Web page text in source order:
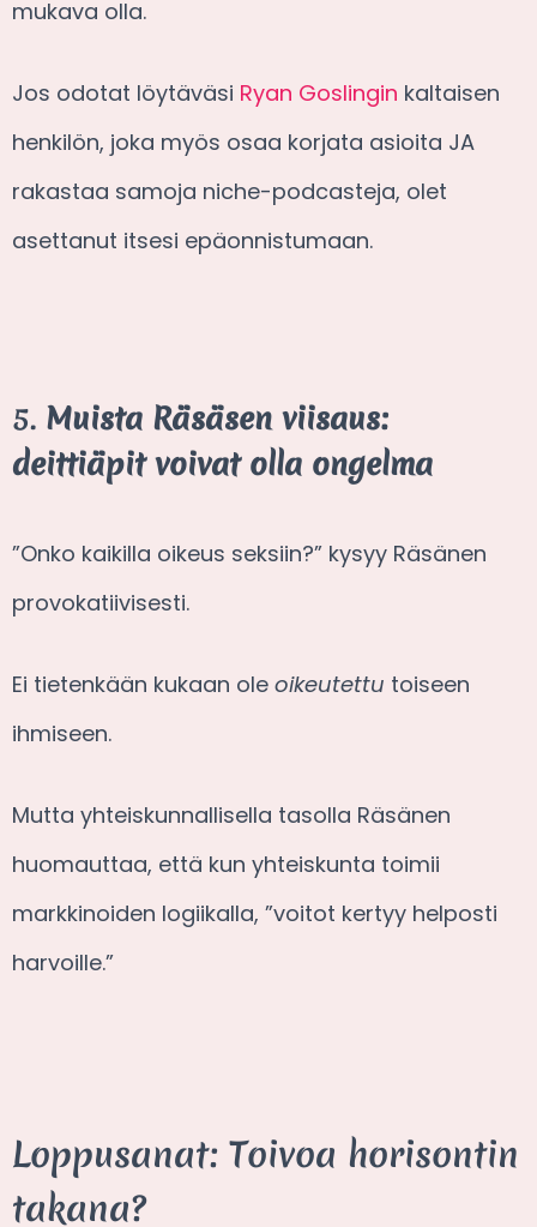
mukava olla.
Jos odotat löytäväsi Ryan Goslingin kaltaisen
henkilön, joka myös osaa korjata asioita JA
rakastaa samoja niche-podcasteja, olet
asettanut itsesi epäonnistumaan.
5. Muista Räsäsen viisaus:
deittiäpit voivat olla ongelma
”Onko kaikilla oikeus seksiin?” kysyy Räsänen
provokatiivisesti.
Ei tietenkään kukaan ole oikeutettu toiseen
ihmiseen.
Mutta yhteiskunnallisella tasolla Räsänen
huomauttaa, että kun yhteiskunta toimii
markkinoiden logiikalla, ”voitot kertyy helposti
harvoille.”
Loppusanat: Toivoa horisontin
takana?